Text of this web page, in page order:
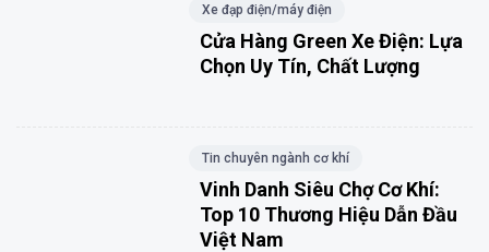
Xe đạp điện/máy điện
Cửa Hàng Green Xe Điện: Lựa
Chọn Uy Tín, Chất Lượng
Tin chuyên ngành cơ khí
Vinh Danh Siêu Chợ Cơ Khí:
Top 10 Thương Hiệu Dẫn Đầu
Việt Nam